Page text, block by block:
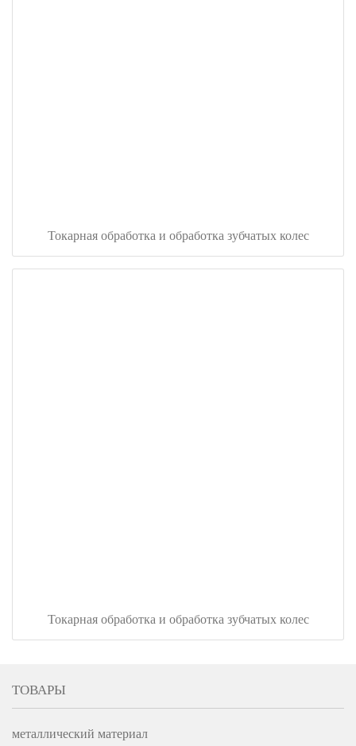
Токарная обработка и обработка зубчатых колес
Токарная обработка и обработка зубчатых колес
ТОВАРЫ
металлический материал